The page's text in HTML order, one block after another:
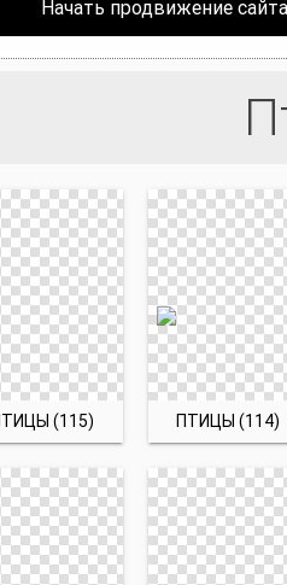
Начать продвижение сайта
(115) ПТИЦЫ (114)